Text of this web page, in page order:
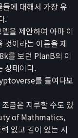
에 대해서 가장 유
.
을 제안하여 아마 이
것이라는 이론을 제
를 보던 PlanB의 이
상태이다.
를 들여다보
금은 지루할 수도 있
of Mathmatics,
있고 깊이 있는 시